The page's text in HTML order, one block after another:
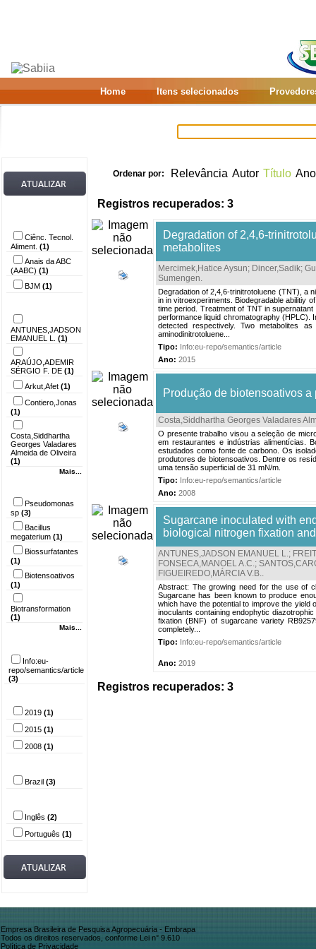
Home Itens selecionados
Ciênc. Tecnol.
Aliment. (1)
Anais da ABC
(AABC) (1)
BJM (1)
ANTUNES,JADSON
EMANUEL L. (1)
ARAÚJO,ADEMIR
SÉRGIO F. DE (1)
Arkut,Afet (1)
Contiero,Jonas
(1)
Costa,Siddhartha
Georges Valadares
Almeida de Oliveira
(1)
Mais...
Pseudomonas
sp (3)
Bacillus
megaterium (1)
Biossurfatantes
(1)
Biotensoativos
(1)
Biotransformation
(1)
Mais...
Info:eu-
repo/semantics/article
(3)
2019 (1)
2015 (1)
2008 (1)
Brazil (3)
Inglês (2)
Português (1)
Ordenar por: Relevância Autor Título Ano
Registros recuperados: 3
Degradation of 2,4,6-
metabolites
Mercimek,Hatice Aysun; Dincer,Sadik;
Sumengen.
Degradation of 2,4,6-trinitrotoluene (TNT), a
in in vitroexperiments. Biodegradable abilitiy
time period. Treatment of TNT in
performance liquid chromatography (HPLC).
detected respectively. Two metabolites
aminodinitrotoluene...
Tipo: Info:eu-repo/semantics/article
Ano: 2015
Produção de biotensoativos
Costa,Siddhartha Georges Valadares
O presente trabalho visou a seleção de
em restaurantes e indústrias alimentícias.
estudados como fonte de carbono. Os
produtores de biotensoativos. Dentre os
uma tensão superficial de 31 mN/m.
Tipo: Info:eu-repo/semantics/article
Ano: 2008
Sugarcane inoculated with
biological nitrogen fixation
ANTUNES,JADSON EMANUEL L.;
FONSECA,MANOEL A.C.;
FIGUEIREDO,MÁRCIA V.B..
Abstract: The growing need for the use of
Sugarcane has been known to produce
which have the potential to improve the yield
inoculants containing endophytic
fixation (BNF) of sugarcane variety
completely...
Tipo: Info:eu-repo/semantics/article
Ano: 2019
Registros recuperados: 3
Empresa Brasileira de Pesquisa Agropecuária - Embrapa
Todos os direitos reservados, conforme Lei n° 9.610
Política de Privacidade